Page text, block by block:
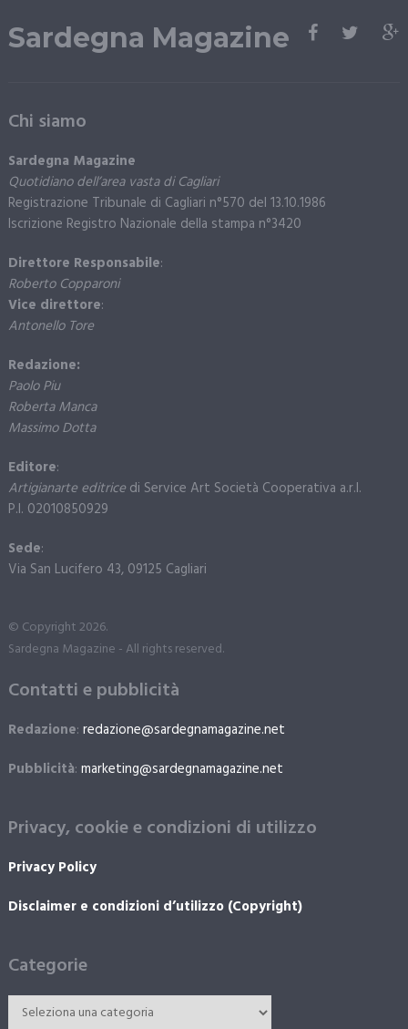
Sardegna Magazine
Chi siamo
Sardegna Magazine
Quotidiano dell’area vasta di Cagliari
Registrazione Tribunale di Cagliari n°570 del 13.10.1986
Iscrizione Registro Nazionale della stampa n°3420
Direttore Responsabile:
Roberto Copparoni
Vice direttore:
Antonello Tore
Redazione:
Paolo Piu
Roberta Manca
Massimo Dotta
Editore:
Artigianarte editricedi Service Art Società Cooperativa a.r.l.
P.I. 02010850929
Sede:
Via San Lucifero 43, 09125 Cagliari
© Copyright 2026.
Sardegna Magazine - All rights reserved.
Contatti e pubblicità
Redazione: redazione@sardegnamagazine.net
Pubblicità: marketing@sardegnamagazine.net
Privacy, cookie e condizioni di utilizzo
Privacy Policy
Disclaimer e condizioni d’utilizzo (Copyright)
Categorie